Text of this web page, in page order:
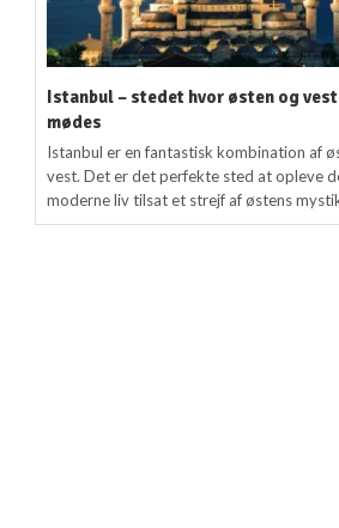
Istanbul – stedet hvor østen og
mødes
Istanbul er en fantastisk kombination af
vest. Det er det perfekte sted at opleve
moderne liv tilsat et strejf af østens